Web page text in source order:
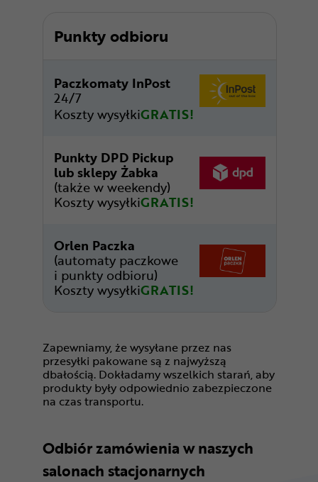
Punkty odbioru
Paczkomaty InPost
24/7
Koszty wysyłkiGRATIS!
Punkty DPD Pickup
lub sklepy Żabka
(także w weekendy)
Koszty wysyłkiGRATIS!
Orlen Paczka
(automaty paczkowe
i punkty odbioru)
Koszty wysyłkiGRATIS!
Zapewniamy, że wysyłane przez nas
przesyłki pakowane są z najwyższą
dbałością. Dokładamy wszelkich starań, aby
produkty były odpowiednio zabezpieczone
na czas transportu.
Odbiór zamówienia w naszych
salonach stacjonarnych